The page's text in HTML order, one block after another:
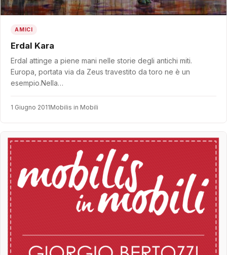
AMICI
Erdal Kara
Erdal attinge a piene mani nelle storie degli antichi miti.
Europa, portata via da Zeus travestito da toro ne è un
esempio.Nella…
1 Giugno 2011Mobilis in Mobili